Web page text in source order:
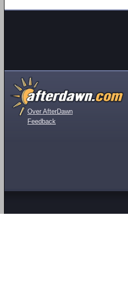
Over AfterDawn
Feedback